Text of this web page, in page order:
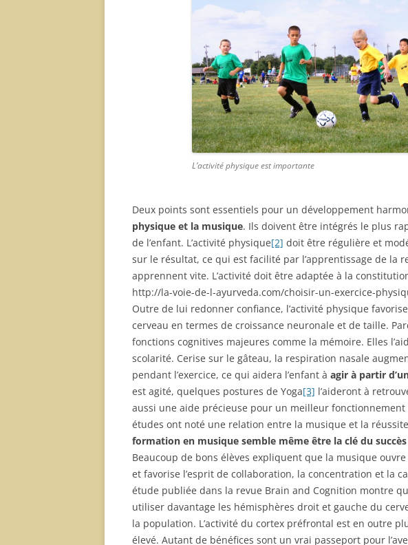
L’activité physique est importante
Deux points sont essentiels pour un développement
physique et la musique. Ils doivent être intégrés le plus
de l’enfant. L’activité physique[2] doit être régulière et
sur le résultat, ce qui est facilité par l’apprentissage de la
apprennent vite. L’activité doit être adaptée à la
http://la-voie-de-l-ayurveda.com/choisir-un-exercice-
Outre de lui redonner confiance, l’activité physique
cerveau en termes de croissance neuronale et de taille.
fonctions cognitives majeures comme la mémoire. Elles
scolarité. Cerise sur le gâteau, la respiration nasale
pendant l’exercice, ce qui aidera l’enfant à agir à partir
est agité, quelques postures de Yoga[3] l’aideront à
aussi une aide précieuse pour un meilleur fonctionnement
études ont noté une relation entre la musique et la
formation en musique semble même être la clé du
Beaucoup de bons élèves expliquent que la musique
et favorise l’esprit de collaboration, la concentration et la
étude publiée dans la revue Brain and Cognition montre
utiliser davantage les hémisphères droit et gauche du
la population. L’activité du cortex préfrontal est en outre
élevé. Autant de bénéfices sont un vrai passeport pour